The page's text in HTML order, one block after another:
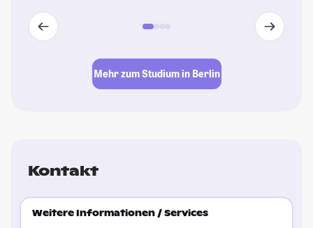
Mehr zum Studium in Berlin
Kontakt
Weitere Informationen / Services